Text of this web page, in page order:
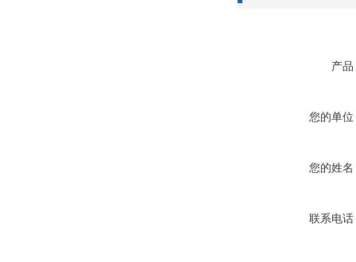
产品
您的单位
您的姓名
联系电话